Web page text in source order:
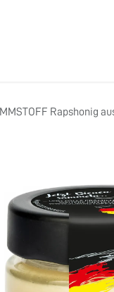
Rapshonig